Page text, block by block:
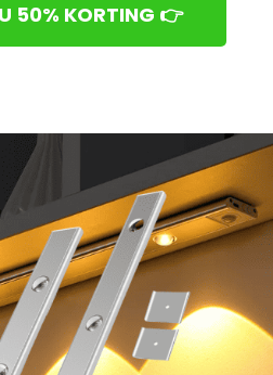
50% KORTING 👉